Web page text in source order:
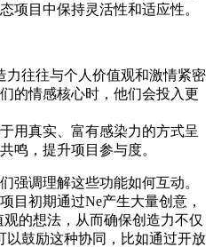
项目中保持灵活性和适应性。
力往往与个人价值观和激情紧密
的情感核心时，他们会投入更
于用真实、富有感染力的方式呈
鸣，提升项目参与度。
强调理解这些功能如何互动。
目初期通过Ne产生大量创意，
的想法，从而确保创造力不仅
以鼓励这种协同，比如通过开放